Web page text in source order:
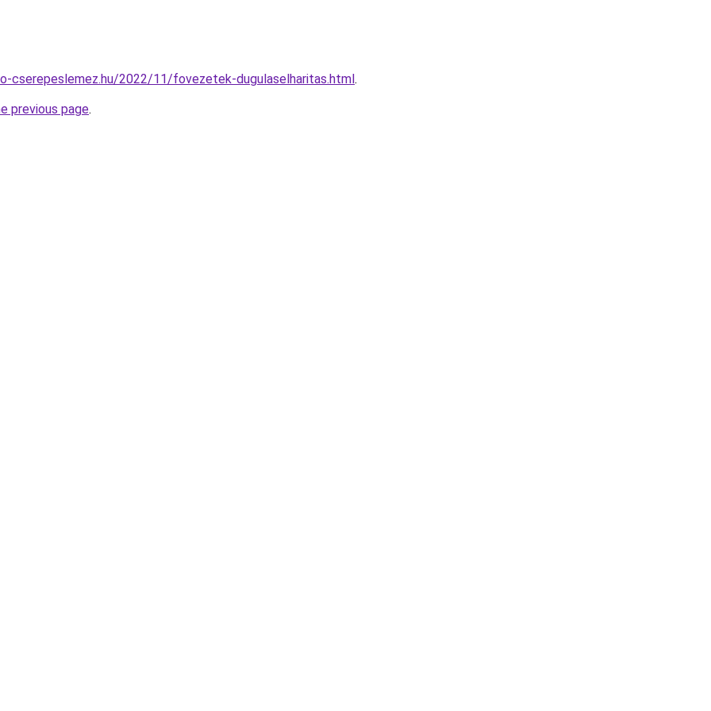
cserepeslemez.hu/2022/11/fovezetek-dugulaselharitas.html.
previous page.